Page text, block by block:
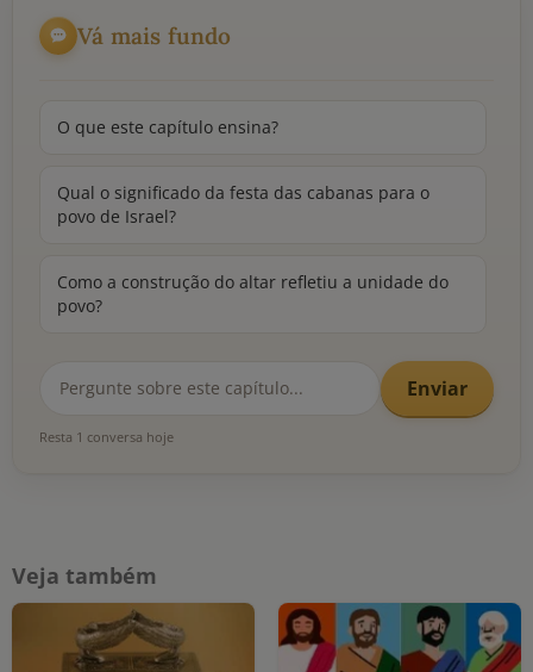
Vá mais fundo
O que este capítulo ensina?
Qual o significado da festa das cabanas para o
povo de Israel?
Como a construção do altar refletiu a unidade do
povo?
Enviar
Resta 1 conversa hoje
Veja também